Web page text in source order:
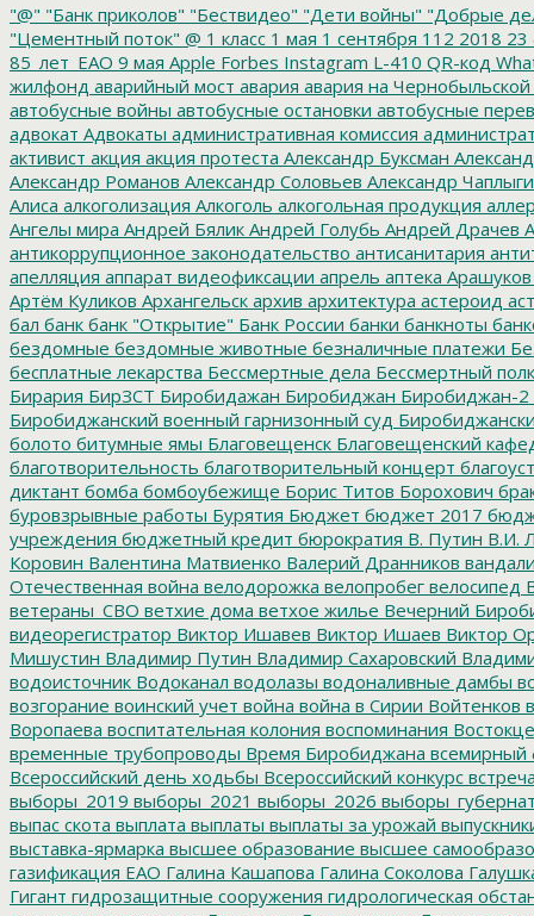
"@" "Банк приколов" "Бествидео" "Дети войны" "Добрые
"Цементный поток" @ 1 класс 1 мая 1 сентября 112 2018 23
85_лет_ЕАО 9 мая Apple Forbes Instagram L-410 QR-код
жилфонд аварийный мост авария авария на
автобусные войны автобусные остановки автобусные
адвокат Адвокаты административная комиссия
активист акция акция протеста Александр Буксман
Александр Романов Александр Соловьев Александр
Алиса алкоголизация Алкоголь алкогольная продукция
Ангелы мира Андрей Бялик Андрей Голубь Андрей Драчев
антикоррупционное законодательство антисанитария
апелляция аппарат видеофиксации апрель аптека Арашуков
Артём Куликов Архангельск архив архитектура астероид
бал банк банк "Открытие" Банк России банки банкноты
бездомные бездомные животные безналичные платежи
бесплатные лекарства Бессмертные дела Бессмертный полк
Бирария БирЗСТ Биробидажан Биробиджан Биробиджан-2
Биробиджанский военный гарнизонный суд
болото битумные ямы Благовещенск Благовещенский
благотворительность благотворительный концерт
диктант бомба бомбоубежище Борис Титов Борохович
буровзрывные работы Бурятия Бюджет бюджет 2017
учреждения бюджетный кредит бюрократия В. Путин В.И.
Коровин Валентина Матвиенко Валерий Дранников
Отечественная война велодорожка велопробег велосипед
ветераны_СВО ветхие дома ветхое жилье Вечерний
видеорегистратор Виктор Ишавев Виктор Ишаев Виктор
Мишустин Владимир Путин Владимир Сахаровский
водоисточник Водоканал водолазы водоналивные дамбы
возгорание воинский учет война война в Сирии Войтенков
Воропаева воспитательная колония воспоминания
временные трубопроводы Время Биробиджана всемирный
Всероссийский день ходьбы Всероссийский конкурс
выборы_2019 выборы_2021 выборы_2026
выпас скота выплата выплаты выплаты за урожай
выставка-ярмарка высшее образование высшее
газификация ЕАО Галина Кашапова Галина Соколова
Гигант гидрозащитные сооружения гидрологическая